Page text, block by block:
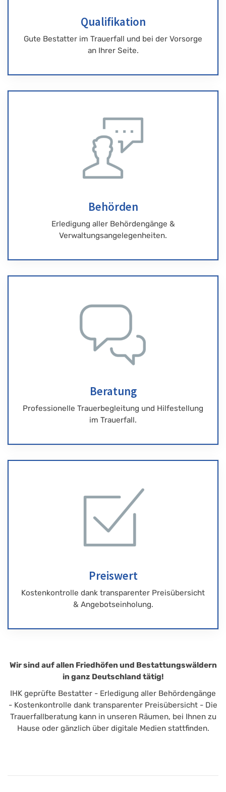
Qualifikation
Gute Bestatter im Trauerfall und bei der Vorsorge
an Ihrer Seite.
Behörden
Erledigung aller Behördengänge &
Verwaltungsangelegenheiten.
Beratung
Professionelle Trauerbegleitung und Hilfestellung
im Trauerfall.
Preiswert
Kostenkontrolle dank transparenter Preisübersicht
& Angebotseinholung.
Wir sind auf allen Friedhöfen und Bestattungswäldern
in ganz Deutschland tätig!
IHK geprüfte Bestatter - Erledigung aller Behördengänge
- Kostenkontrolle dank transparenter Preisübersicht - Die
Trauerfallberatung kann in unseren Räumen, bei Ihnen zu
Hause oder gänzlich über digitale Medien stattfinden.